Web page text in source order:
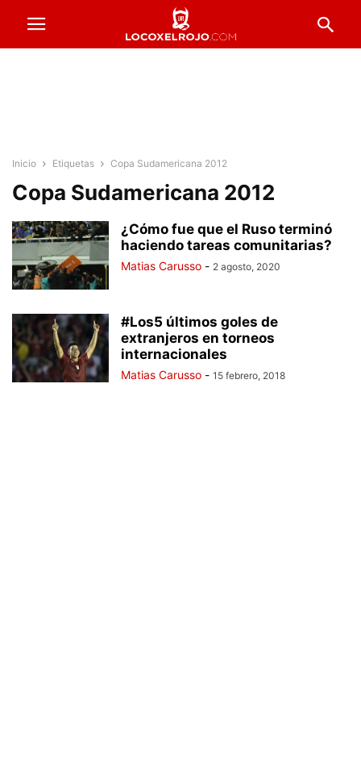
Inicio Etiquetas Copa Sudamericana 2012
Copa Sudamericana 2012
¿Cómo fue que el Ruso terminó
haciendo tareas comunitarias?
Matias Carusso - 2 agosto, 2020
#Los5 últimos goles de
extranjeros en torneos
internacionales
Matias Carusso - 15 febrero, 2018